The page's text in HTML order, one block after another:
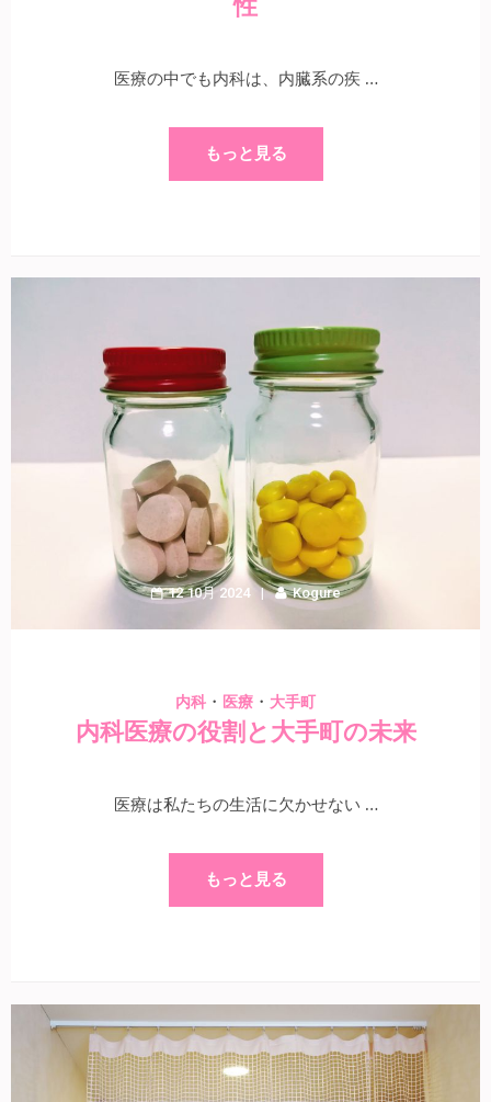
性
医療の中でも内科は、内臓系の疾 …
もっと見る
12 10月 2024 Kogure
内科 ・ 医療 ・ 大手町
内科医療の役割と大手町の未来
医療は私たちの生活に欠かせない …
もっと見る